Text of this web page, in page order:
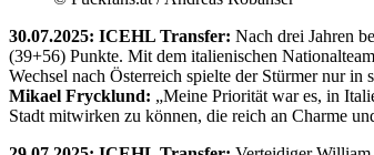
30.07.2025: ICEHL Transfer: Nach drei Jahren
(39+56) Punkte. Mit dem italienischen
Wechsel nach Österreich spielte der Stürmer nur
Mikael Frycklund: „Meine Priorität war es, in
Stadt mitwirken zu können, die reich an Charme